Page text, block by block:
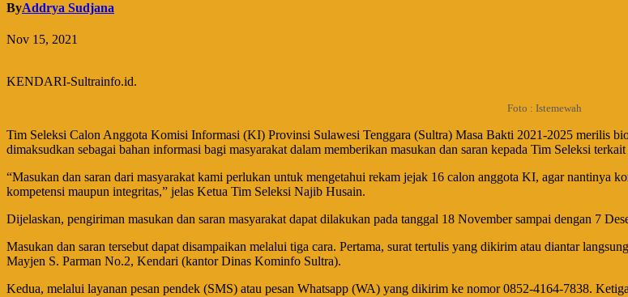
ByAddrya Sudjana
Nov 15, 2021
KENDARI-Sultrainfo.id.
Foto : Istemewah
Tim Seleksi Calon Anggota Komisi Informasi (KI) Provinsi Sulawesi Tenggara (Sultra) Masa Bakti 2021-2025 merilis
dimaksudkan sebagai bahan informasi bagi masyarakat dalam memberikan masukan dan saran kepada Tim Seleksi
“Masukan dan saran dari masyarakat kami perlukan untuk mengetahui rekam jejak 16 calon anggota KI, agar
kompetensi maupun integritas,” jelas Ketua Tim Seleksi Najib Husain.
Dijelaskan, pengiriman masukan dan saran masyarakat dapat dilakukan pada tanggal 18 November sampai dengan 7
Masukan dan saran tersebut dapat disampaikan melalui tiga cara. Pertama, surat tertulis yang dikirim atau diantar
Mayjen S. Parman No.2, Kendari (kantor Dinas Kominfo Sultra).
Kedua, melalui layanan pesan pendek (SMS) atau pesan Whatsapp (WA) yang dikirim ke nomor 0852-4164-7838.